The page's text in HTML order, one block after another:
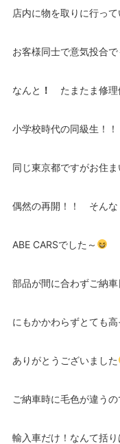
店内に物を取りに行っ
お客様同士で意気投合
なんと ！ たまたま修理
小学校時代の同級生！
同じ東京都ですがお住
偶然の再開！！ そん
ABE CARSでした～
部品が間に合わずご納
にもかかわらずとても高
ありがとうございました
ご納車時に毛色が違う
輸入車だけ！なんて括り